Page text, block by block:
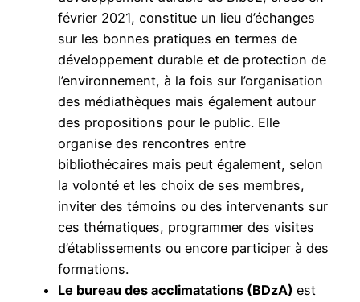
février 2021, constitue un lieu d’échanges
sur les bonnes pratiques en termes de
développement durable et de protection de
l’environnement, à la fois sur l’organisation
des médiathèques mais également autour
des propositions pour le public. Elle
organise des rencontres entre
bibliothécaires mais peut également, selon
la volonté et les choix de ses membres,
inviter des témoins ou des intervenants sur
ces thématiques, programmer des visites
d’établissements ou encore participer à des
formations.
Le bureau des acclimatations (BDzA) est